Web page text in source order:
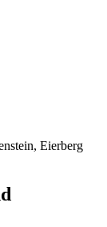
Eierberg